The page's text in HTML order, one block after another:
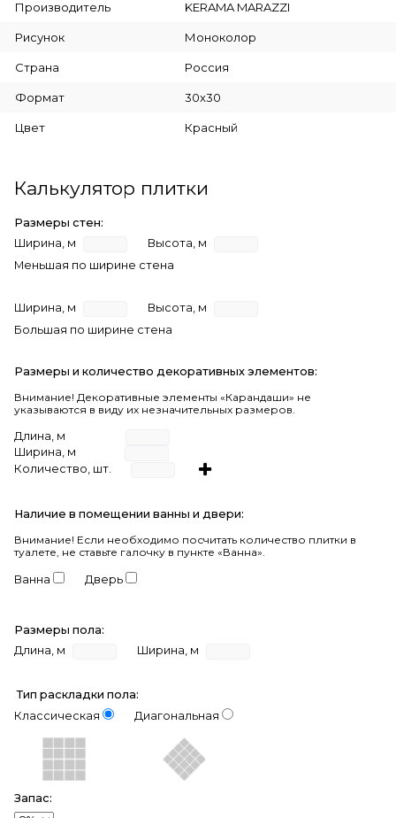
Производитель KERAMA MARAZZI
Рисунок Моноколор
Страна Россия
Формат 30x30
Цвет Красный
Калькулятор плитки
Размеры стен:
Ширина, м
Высота, м
Меньшая по ширине стена
Ширина, м
Высота, м
Большая по ширине стена
Размеры и количество декоративных элементов:
Внимание! Декоративные элементы «Карандаши» не
указываются в виду их незначительных размеров.
Длина, м
Ширина, м
Количество, шт.
Наличие в помещении ванны и двери:
Внимание! Если необходимо посчитать количество плитки в
туалете, не ставьте галочку в пункте «Ванна».
Ванна Дверь
Размеры пола:
Длина, м
Ширина, м
Тип раскладки пола:
Классическая
Диагональная
Запас: